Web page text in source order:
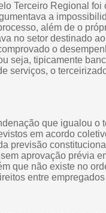
Terceiro Regional foi
a
além de o
no setor destinado
o
seja, tipicamente
serviços, o
que igualou o
em acordo
previsão
aprovação prévia
que não existe no
entre